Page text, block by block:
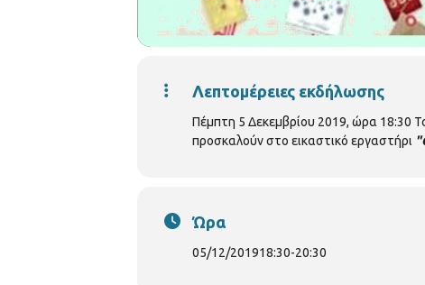
Λεπτομέρειες εκδήλωσης
Πέμπτη 5 Δεκεμβρίου 2019, ώρα 18:30
προσκαλούν στο εικαστικό εργαστήρι
Ώρα
05/12/201918:30-20:30